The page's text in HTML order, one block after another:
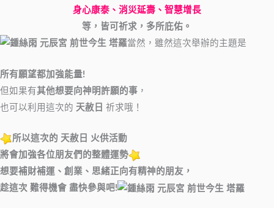
身心康泰、消災延壽、智慧增長
等，皆可 祈求，多所庇佑。
當然，雖然這次舉辦的主題是
所有願望都加強能量!
但如果有其他想要向神明許願的事 ，
也可以利用這次的 天赦日 祈求哦！
所以這次的 天赦日 火供活動
將會加強各位朋友們的整體運勢
想要補財補運、創業、思緒正向有精神的朋友，
趁這次 難得機會 盡快參與吧!